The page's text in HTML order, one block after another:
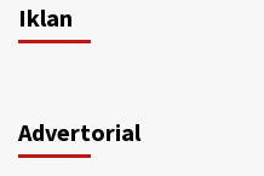
Iklan
Advertorial